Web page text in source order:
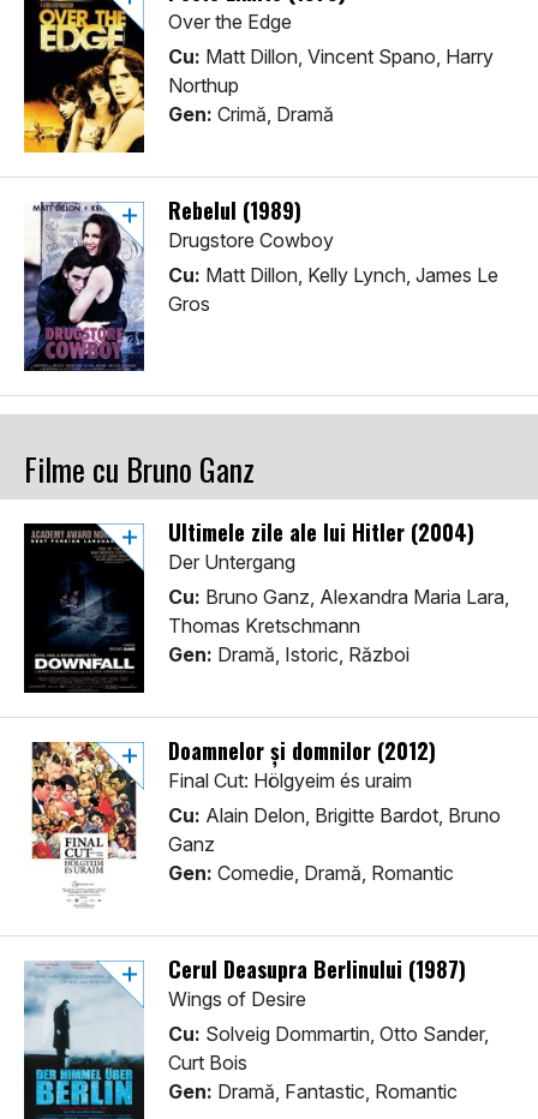
Over the Edge
Cu: Matt Dillon, Vincent Spano, Harry
Northup
Gen: Crimă, Dramă
Rebelul (1989)
Drugstore Cowboy
Cu: Matt Dillon, Kelly Lynch, James Le
Gros
Filme cu Bruno Ganz
Ultimele zile ale lui Hitler (2004)
Der Untergang
Cu: Bruno Ganz, Alexandra Maria Lara,
Thomas Kretschmann
Gen: Dramă, Istoric, Război
Doamnelor și domnilor (2012)
Final Cut: Hölgyeim és uraim
Cu: Alain Delon, Brigitte Bardot, Bruno
Ganz
Gen: Comedie, Dramă, Romantic
Cerul Deasupra Berlinului (1987)
Wings of Desire
Cu: Solveig Dommartin, Otto Sander,
Curt Bois
Gen: Dramă, Fantastic, Romantic